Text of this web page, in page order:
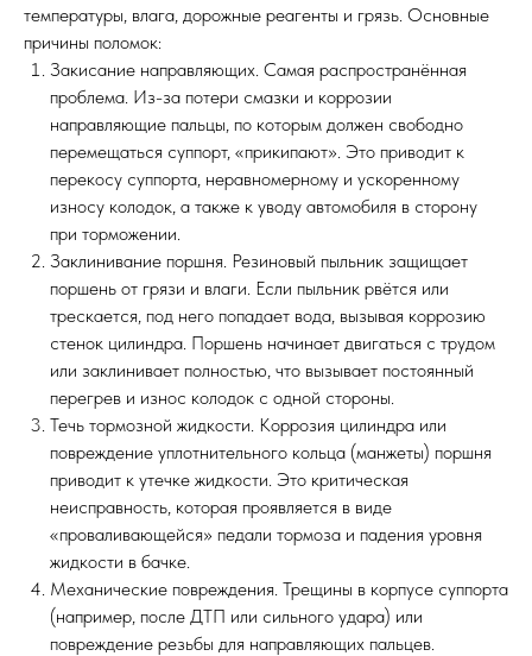
температуры, влага, дорожные реагенты и грязь. Основные
причины поломок:
Закисание направляющих. Самая распространённая
проблема. Из-за потери смазки и коррозии
направляющие пальцы, по которым должен свободно
перемещаться суппорт, «прикипают». Это приводит к
перекосу суппорта, неравномерному и ускоренному
износу колодок, а также к уводу автомобиля в сторону
при торможении.
Заклинивание поршня. Резиновый пыльник защищает
поршень от грязи и влаги. Если пыльник рвётся или
трескается, под него попадает вода, вызывая коррозию
стенок цилиндра. Поршень начинает двигаться с трудом
или заклинивает полностью, что вызывает постоянный
перегрев и износ колодок с одной стороны.
Течь тормозной жидкости. Коррозия цилиндра или
повреждение уплотнительного кольца (манжеты) поршня
приводит к утечке жидкости. Это критическая
неисправность, которая проявляется в виде
«проваливающейся» педали тормоза и падения уровня
жидкости в бачке.
Механические повреждения. Трещины в корпусе суппорта
(например, после ДТП или сильного удара) или
повреждение резьбы для направляющих пальцев.